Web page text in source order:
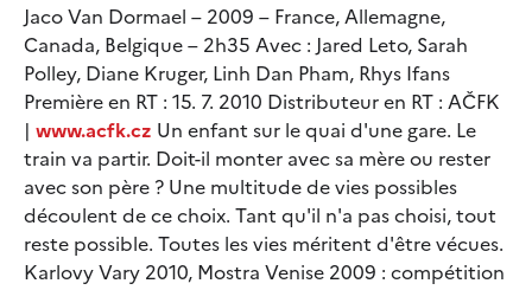
Jaco Van Dormael – 2009 – France, Allemagne,
Canada, Belgique – 2h35 Avec : Jared Leto, Sarah
Polley, Diane Kruger, Linh Dan Pham, Rhys Ifans
Première en RT : 15. 7. 2010 Distributeur en RT : AČFK
| www.acfk.cz Un enfant sur le quai d'une gare. Le
train va partir. Doit-il monter avec sa mère ou rester
avec son père ? Une multitude de vies possibles
découlent de ce choix. Tant qu'il n'a pas choisi, tout
reste possible. Toutes les vies méritent d'être vécues.
Karlovy Vary 2010, Mostra Venise 2009 : compétition